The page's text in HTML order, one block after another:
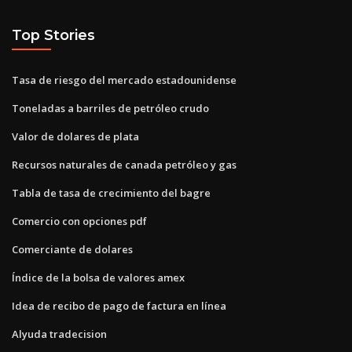
Top Stories
Tasa de riesgo del mercado estadounidense
Toneladas a barriles de petróleo crudo
Valor de dolares de plata
Recursos naturales de canada petróleo y gas
Tabla de tasa de crecimiento del bagre
Comercio con opciones pdf
Comerciante de dolares
Índice de la bolsa de valores amex
Idea de recibo de pago de factura en línea
Alyuda tradecision